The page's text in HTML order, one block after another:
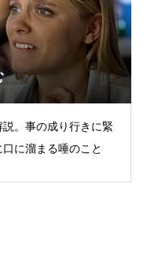
。事の成り行きに緊
に溜まる唾のこと